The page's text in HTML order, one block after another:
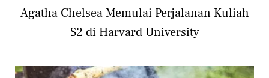
Agatha Chelsea Memulai Perjalanan Kuliah
S2 di Harvard University